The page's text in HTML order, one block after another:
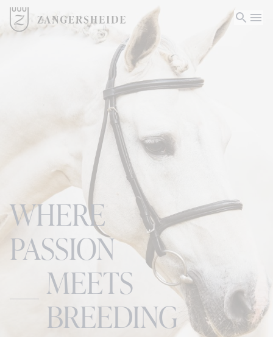
WHERE
PASSION
MEETS
BREEDING